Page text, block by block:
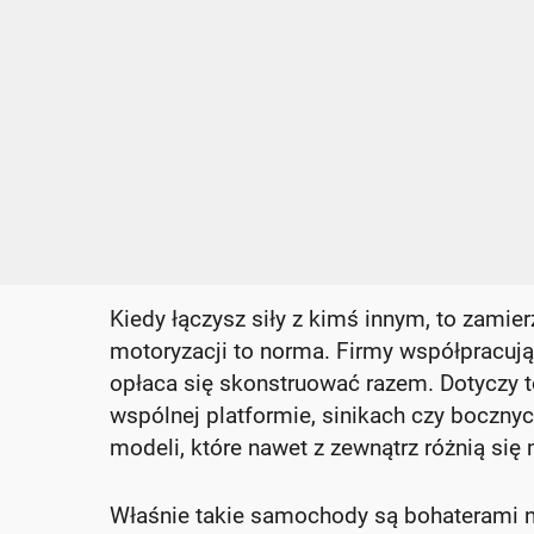
Kiedy łączysz siły z kimś innym, to
motoryzacji to norma. Firmy
opłaca się skonstruować razem.
wspólnej platformie, sinikach czy
modeli, które nawet z zewnątrz różnią się
Właśnie takie samochody są bohaterami